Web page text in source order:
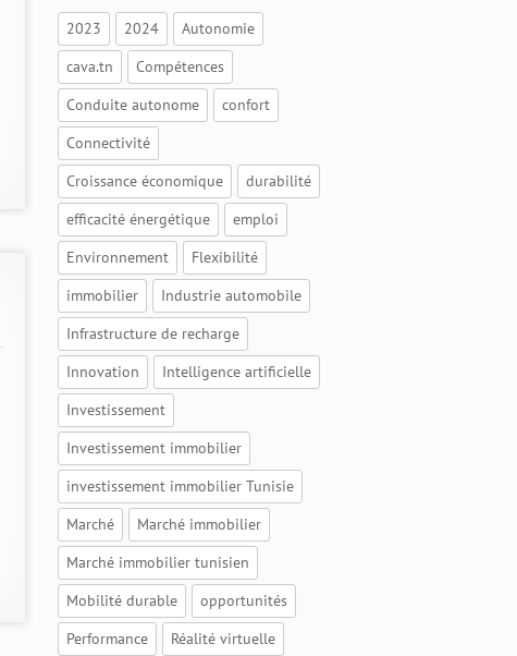
2023 2024
Autonomie
cava.tn
Compétences
Conduite autonome
confort
Connectivité
Croissance économique
durabilité
efficacité énergétique
emploi
Environnement
Flexibilité
immobilier
Industrie automobile
Infrastructure de recharge
Innovation
Intelligence artificielle
Investissement
Investissement immobilier
investissement immobilier Tunisie
Marché
Marché immobilier
Marché immobilier tunisien
Mobilité durable
opportunités
Performance
Réalité virtuelle